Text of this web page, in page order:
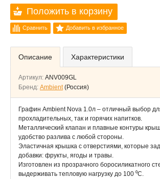
Положить в корзину
Сравнить Добавить в избранное
Описание Характеристики
Артикул: ANV009GL
Бренд: Ambient (Россия)
Графин Ambient Nova 1.0л – отличный выбор
прохладительных, так и горячих напитков.
Металлический клапан и плавные контуры
удобство разлива с любой стороны.
Эластичная крышка с отверстиями, которые
добавки: фрукты, ягоды и травы.
Изготовлен из прозрачного боросиликатного
выдерживать тепловую нагрузку до 100 ⁰C.